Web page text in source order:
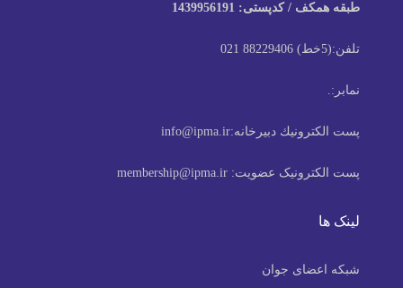
طبقه همکف / کدپستی: 1439956191
تلفن:(5خط) 88229406 021
نمابر:.
پست الكترونيك دبیرخانه:info@ipma.ir
پست الکترونیک عضویت:membership@ipma.ir
لینک ها
شبکه اعضای جوان